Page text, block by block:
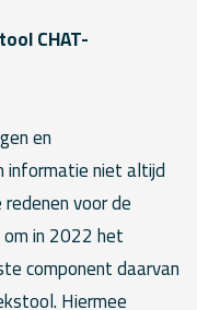
CHAT-
en
informatie niet altijd
voor de
in 2022 het
component daarvan
Hiermee